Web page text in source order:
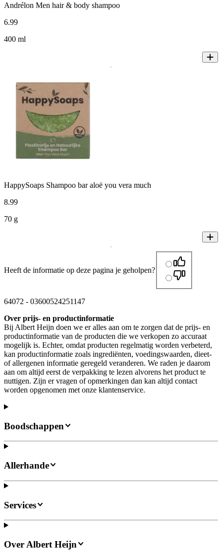
Andrélon Men hair & body shampoo
6.99
400 ml
HappySoaps Shampoo bar aloë you vera much
8.99
70 g
Heeft de informatie op deze pagina je geholpen?
64072 - 03600524251147
Over prijs- en productinformatie
Bij Albert Heijn doen we er alles aan om te zorgen dat de prijs- en
productinformatie van de producten die we verkopen zo accuraat
mogelijk is. Echter, omdat producten regelmatig worden verbeterd,
kan productinformatie zoals ingrediënten, voedingswaarden, dieet-
of allergenen informatie geregeld veranderen. We raden je daarom
aan om altijd eerst de verpakking te lezen alvorens het product te
nuttigen. Zijn er vragen of opmerkingen dan kan altijd contact
worden opgenomen met onze klantenservice.
Boodschappen
Allerhande
Services
Over Albert Heijn